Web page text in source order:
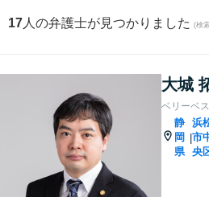
17 人の弁護士が見つかりました (検
大城
ベリーベ
静
岡
県
|
浜
市
央